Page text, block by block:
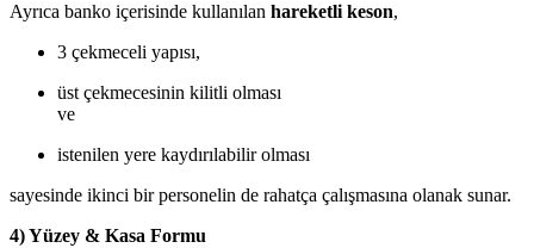
Ayrıca banko içerisinde kullanılan hareketli keson,
3 çekmeceli yapısı,
üst çekmecesinin kilitli olması
ve
istenilen yere kaydırılabilir olması
sayesinde ikinci bir personelin de rahatça çalışmasına olanak sunar.
4) Yüzey & Kasa Formu